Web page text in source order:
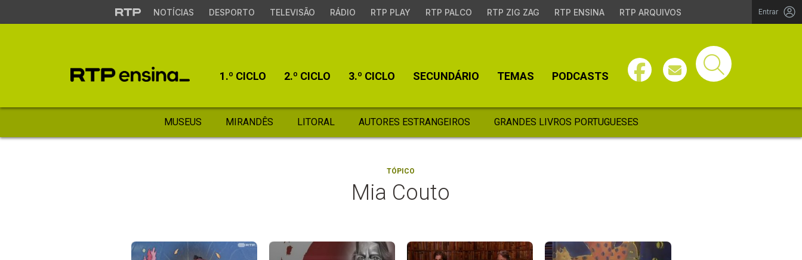
NOTÍCIAS DESPORTO TELEVISÃO RÁDIO RTP PLAY RTP PALCO RTP ZIG ZAG RTP ENSINA RTP ARQUIVOS Entrar
1.º CICLO 2.º CICLO 3.º CICLO SECUNDÁRIO TEMAS PODCASTS
MUSEUS MIRANDÊS LITORAL AUTORES ESTRANGEIROS GRANDES LIVROS PORTUGUESES
TÓPICO
Mia Couto